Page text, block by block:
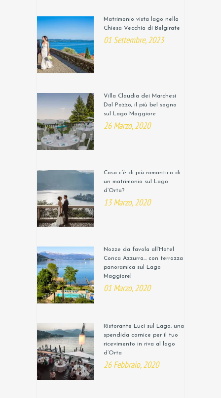
Matrimonio vista lago nella
Chiesa Vecchia di Belgirate
01 Settembre, 2023
Villa Claudia dei Marchesi
Dal Pozzo, il più bel sogno
sul Lago Maggiore
26 Marzo, 2020
Cosa c’è di più romantico di
un matrimonio sul Lago
d’Orta?
13 Marzo, 2020
Nozze da favola all’Hotel
Conca Azzurra… con terrazza
panoramica sul Lago
Maggiore!
01 Marzo, 2020
Ristorante Luci sul Lago, una
spendida cornice per il tuo
ricevimento in riva al lago
d’Orta
26 Febbraio, 2020